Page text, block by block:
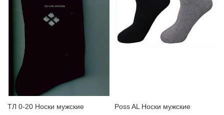
ТЛ 0-20 Носки мужские Poss AL Носки мужские